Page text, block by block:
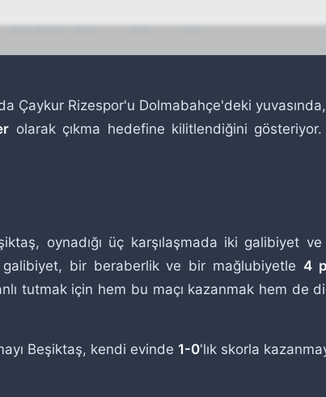
Çaykur Rizespor'u Dolmabahçe'deki
olarak çıkma hedefine kilitlendiğini
oynadığı üç karşılaşmada iki galibiyet
bir beraberlik ve bir mağlubiyetle4
tutmak için hem bu maçı kazanmak hem
Beşiktaş, kendi evinde 1-0'lık skorla